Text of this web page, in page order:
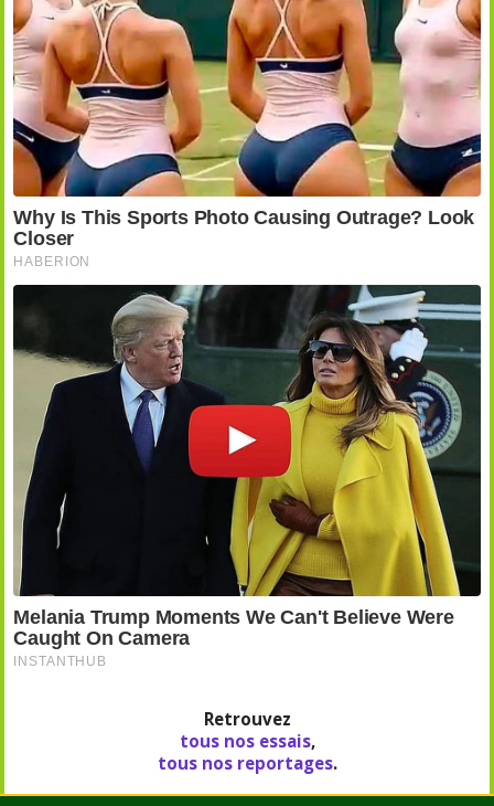
Retrouvez
tous nos essais,
tous nos reportages.